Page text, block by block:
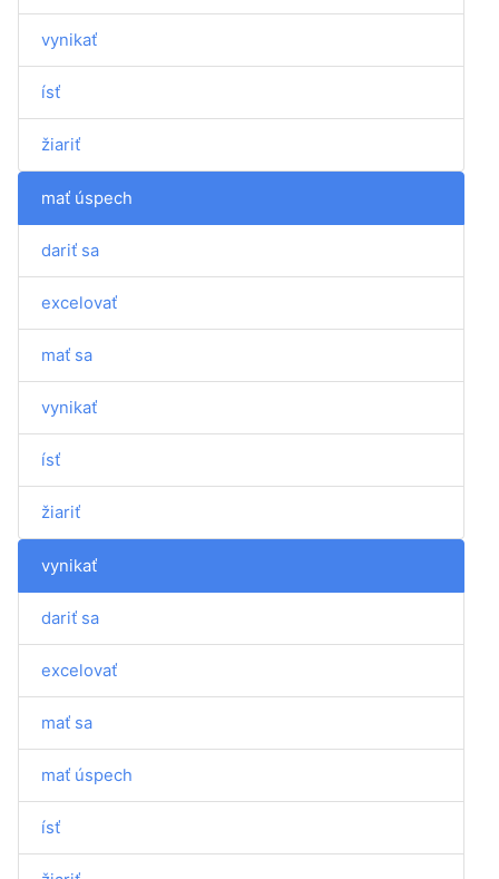
vynikať
ísť
žiariť
mať úspech
dariť sa
excelovať
mať sa
vynikať
ísť
žiariť
vynikať
dariť sa
excelovať
mať sa
mať úspech
ísť